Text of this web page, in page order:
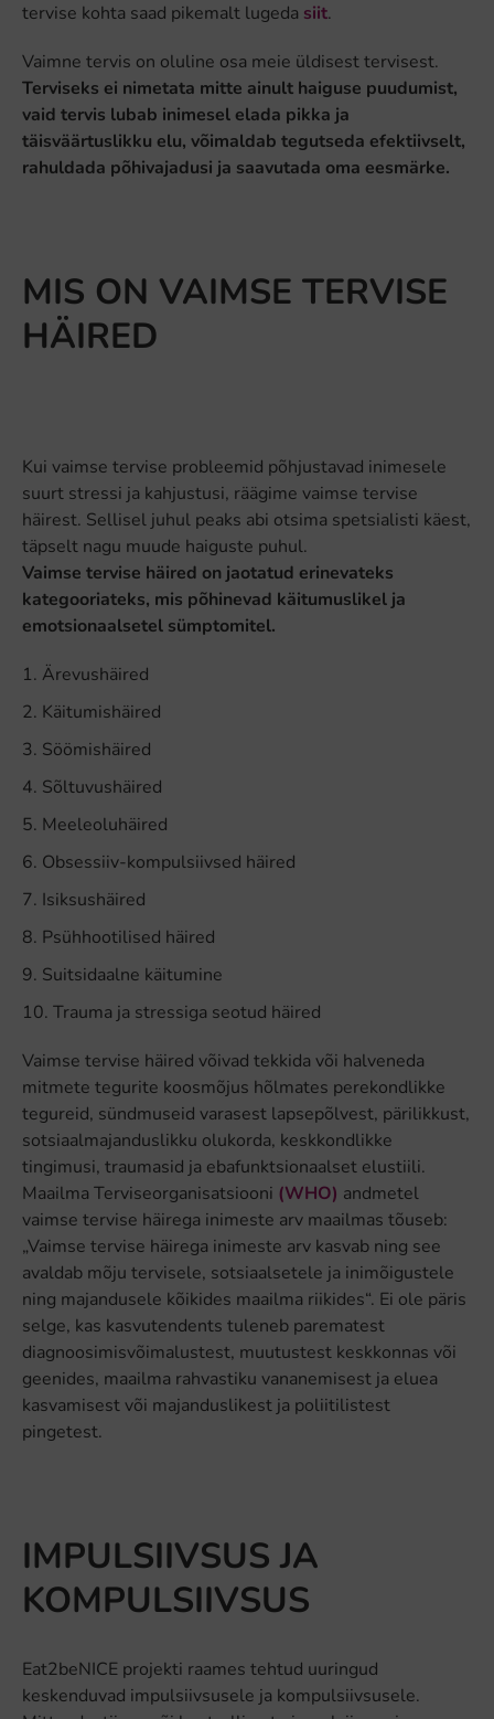
tervise kohta saad pikemalt lugeda siit.
Vaimne tervis on oluline osa meie üldisest tervisest.
Terviseks ei nimetata mitte ainult haiguse puudumist,
vaid tervis lubab inimesel elada pikka ja
täisväärtuslikku elu, võimaldab tegutseda efektiivselt,
rahuldada põhivajadusi ja saavutada oma eesmärke.
MIS ON VAIMSE TERVISE
HÄIRED
Kui vaimse tervise probleemid põhjustavad inimesele
suurt stressi ja kahjustusi, räägime vaimse tervise
häirest. Sellisel juhul peaks abi otsima spetsialisti käest,
täpselt nagu muude haiguste puhul.
Vaimse tervise häired on jaotatud erinevateks
kategooriateks, mis põhinevad käitumuslikel ja
emotsionaalsetel sümptomitel.
Ärevushäired
Käitumishäired
Söömishäired
Sõltuvushäired
Meeleoluhäired
Obsessiiv-kompulsiivsed häired
Isiksushäired
Psühhootilised häired
Suitsidaalne käitumine
Trauma ja stressiga seotud häired
Vaimse tervise häired võivad tekkida või halveneda
mitmete tegurite koosmõjus hõlmates perekondlikke
tegureid, sündmuseid varasest lapsepõlvest, pärilikkust,
sotsiaalmajanduslikku olukorda, keskkondlikke
tingimusi, traumasid ja ebafunktsionaalset elustiili.
Maailma Terviseorganisatsiooni (WHO) andmetel
vaimse tervise häirega inimeste arv maailmas tõuseb:
„Vaimse tervise häirega inimeste arv kasvab ning see
avaldab mõju tervisele, sotsiaalsetele ja inimõigustele
ning majandusele kõikides maailma riikides“. Ei ole päris
selge, kas kasvutendents tuleneb parematest
diagnoosimisvõimalustest, muutustest keskkonnas või
geenides, maailma rahvastiku vananemisest ja eluea
kasvamisest või majanduslikest ja poliitilistest
pingetest.
IMPULSIIVSUS JA
KOMPULSIIVSUS
Eat2beNICE projekti raames tehtud uuringud
keskenduvad impulsiivsusele ja kompulsiivsusele.